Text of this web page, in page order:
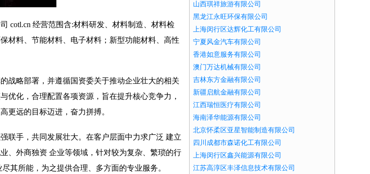
cotl.cn 经营范围含:材料研发、材料制造、材料检
材料、节能材料、电子材料；新型功能材料、高性
战略部署，并遵循国资委关于推动企业壮大的相关
优化，合理配置各项资源，旨在提升核心竞争力，
更远的目标迈进，奋力拼搏。
联手，共同发展壮大。在客户层面中力求广泛 建立
、外商独资 企业等领域，针对较为复杂、繁琐的行
其所能，为之提供合理、多方面的专业服务。
山西琪祥旅游有限公司
黑龙江永旺环保有限公司
上海闵行区达辉化工有限公司
宁夏风金汽车有限公司
香港如意服务有限公司
澳门万达机械有限公司
吉林东方金融有限公司
新疆启航金融有限公司
江西瑞恒医疗有限公司
海南泽华能源有限公司
北京怀柔区亚星智能制造有限公司
四川成都市森诺化工有限公司
上海闵行区鑫兴能源有限公司
江苏高淳区丰泽信息技术有限公司